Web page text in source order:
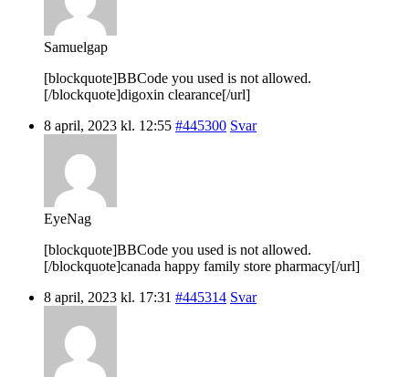
Samuelgap
[blockquote]BBCode you used is not allowed.
[/blockquote]digoxin clearance[/url]
8 april, 2023 kl. 12:55 #445300 Svar
EyeNag
[blockquote]BBCode you used is not allowed.
[/blockquote]canada happy family store pharmacy[/url]
8 april, 2023 kl. 17:31 #445314 Svar